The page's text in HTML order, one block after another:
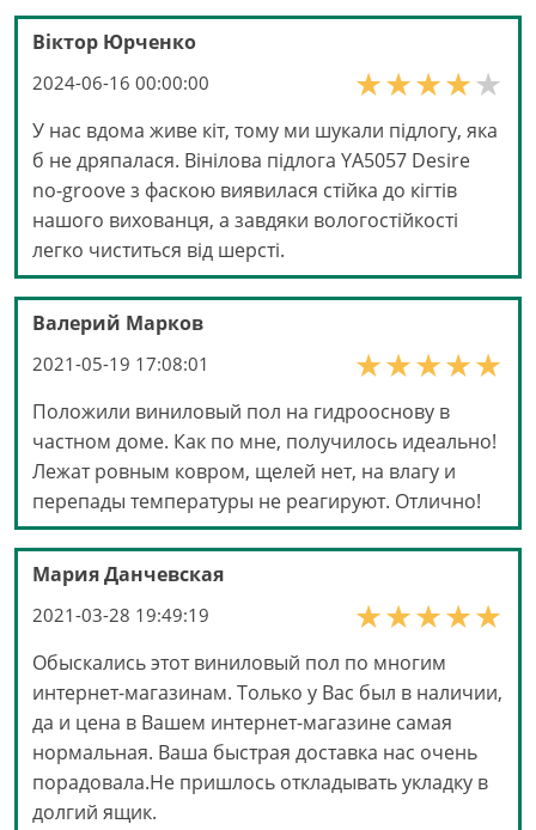
Віктор Юрченко
2024-06-16 00:00:00
У нас вдома живе кіт, тому ми шукали підлогу, яка
б не дряпалася. Вінілова підлога YA5057 Desire
no-groove з фаскою виявилася стійка до кігтів
нашого вихованця, а завдяки вологостійкості
легко чиститься від шерсті.
Валерий Марков
2021-05-19 17:08:01
Положили виниловый пол на гидрооснову в
частном доме. Как по мне, получилось идеально!
Лежат ровным ковром, щелей нет, на влагу и
перепады температуры не реагируют. Отлично!
Мария Данчевская
2021-03-28 19:49:19
Обыскались этот виниловый пол по многим
интернет-магазинам. Только у Вас был в наличии,
да и цена в Вашем интернет-магазине самая
нормальная. Ваша быстрая доставка нас очень
порадовала.Не пришлось откладывать укладку в
долгий ящик.